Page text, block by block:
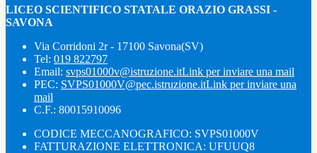
LICEO SCIENTIFICO STATALE ORAZIO GRASSI -
SAVONA
Via Corridoni 2r - 17100 Savona(SV)
Tel: 019 822797
Email: svps01000v@istruzione.itLink per inviare una mail
PEC: SVPS01000V@pec.istruzione.itLink per inviare una
mail
C.F.: 80015910096
CODICE MECCANOGRAFICO: SVPS01000V
FATTURAZIONE ELETTRONICA: UFUUQ8